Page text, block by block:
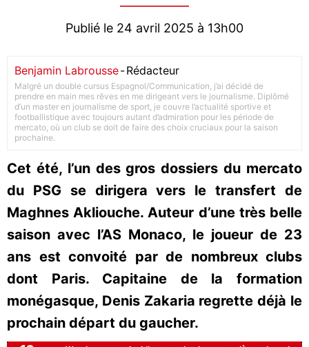
Publié le 24 avril 2025 à 13h00
Benjamin Labrousse-Rédacteur
Malgré un double cursus Espagnol/Communication, j’ai décidé de
prendre en main mes rêves en me dirigeant vers le journalisme. Diplômé
d’un master en journalisme de sport, je couvre l’actualité sportive et
footballistique avec toujours autant d’admiration pour les période de
mercato, où un club se doit de faire des choix cruciaux pour la saison
prochaine.
Cet été, l’un des gros dossiers du mercato
du PSG se dirigera vers le transfert de
Maghnes Akliouche. Auteur d’une très belle
saison avec l’AS Monaco, le joueur de 23
ans est convoité par de nombreux clubs
dont Paris. Capitaine de la formation
monégasque, Denis Zakaria regrette déjà le
prochain départ du gaucher.